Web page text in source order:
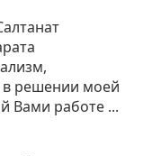
в решении моей
Вами работе ...